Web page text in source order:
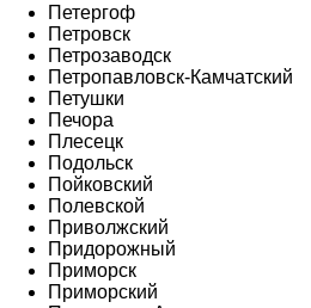
Петергоф
Петровск
Петрозаводск
Петропавловск-Камчатский
Петушки
Печора
Плесецк
Подольск
Пойковский
Полевской
Приволжский
Придорожный
Приморск
Приморский